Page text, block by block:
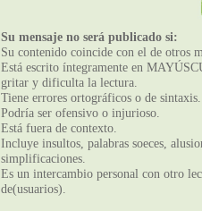
Su mensaje no será publicado si:
Su contenido coincide con el de otros
Está escrito íntegramente en
gritar y dificulta la lectura.
Tiene errores ortográficos o de sintaxis.
Podría ser ofensivo o injurioso.
Está fuera de contexto.
Incluye insultos, palabras soeces,
simplificaciones.
Es un intercambio personal con otro
de(usuarios).